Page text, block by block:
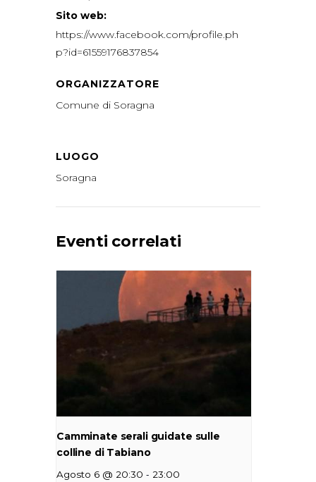
Sito web:
https://www.facebook.com/profile.ph
p?id=61559176837854
ORGANIZZATORE
Comune di Soragna
LUOGO
Soragna
Eventi correlati
Camminate serali guidate sulle
colline di Tabiano
Agosto 6 @ 20:30 - 23:00